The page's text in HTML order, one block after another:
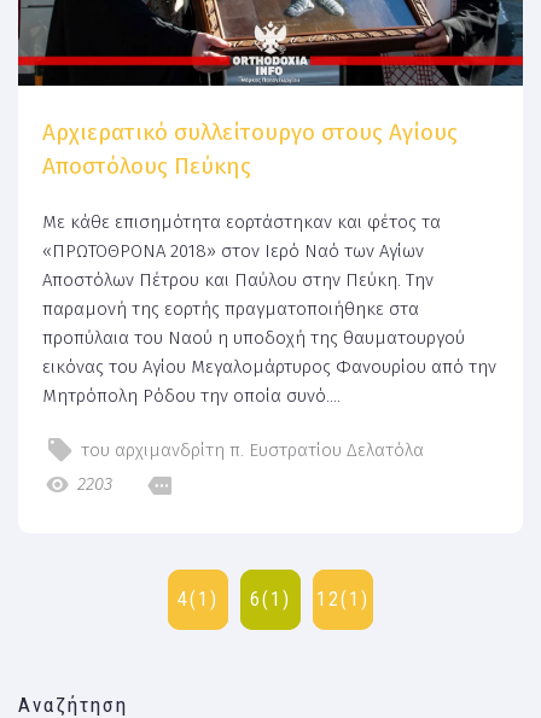
Αρχιερατικό συλλείτουργο στους Αγίους
Αποστόλους Πεύκης
Με κάθε επισημότητα εορτάστηκαν και φέτος τα
«ΠΡΩΤΟΘΡΟΝΑ 2018» στον Ιερό Ναό των Αγίων
Αποστόλων Πέτρου και Παύλου στην Πεύκη. Την
παραμονή της εορτής πραγματοποιήθηκε στα
προπύλαια του Ναού η υποδοχή της θαυματουργού
εικόνας του Αγίου Μεγαλομάρτυρος Φανουρίου από την
Μητρόπολη Ρόδου την οποία συνό....
του αρχιμανδρίτη π. Ευστρατίου Δελατόλα
2203
4(1) 6(1) 12(1)
Αναζήτηση